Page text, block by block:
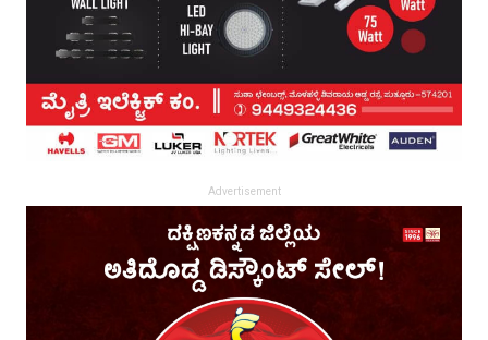
Advertisement